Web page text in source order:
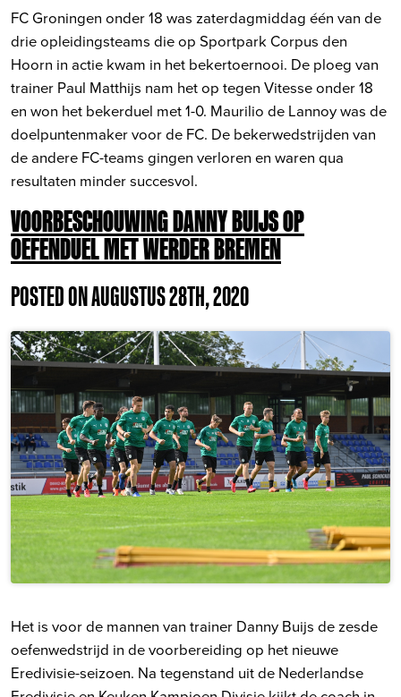
FC Groningen onder 18 was zaterdagmiddag één van de
drie opleidingsteams die op Sportpark Corpus den
Hoorn in actie kwam in het bekertoernooi. De ploeg van
trainer Paul Matthijs nam het op tegen Vitesse onder 18
en won het bekerduel met 1-0. Maurilio de Lannoy was de
doelpuntenmaker voor de FC. De bekerwedstrijden van
de andere FC-teams gingen verloren en waren qua
resultaten minder succesvol.
VOORBESCHOUWING DANNY BUIJS OP
OEFENDUEL MET WERDER BREMEN
POSTED ON AUGUSTUS 28TH, 2020
Het is voor de mannen van trainer Danny Buijs de zesde
oefenwedstrijd in de voorbereiding op het nieuwe
Eredivisie-seizoen. Na tegenstand uit de Nederlandse